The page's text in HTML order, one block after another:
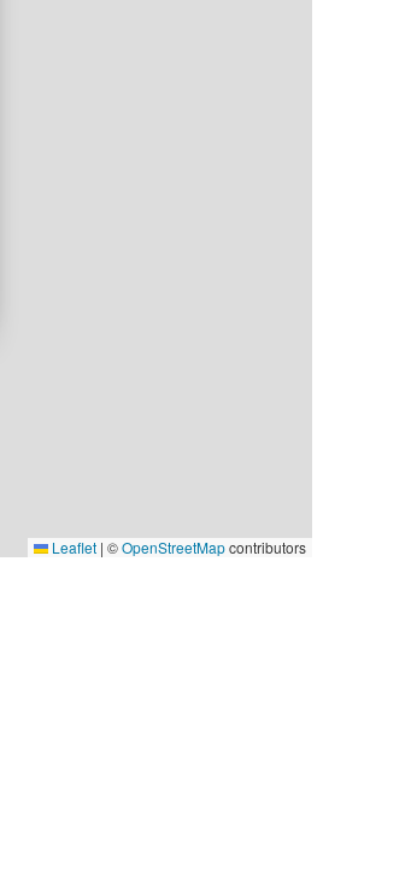
Leaflet | ©OpenStreetMapcontributors